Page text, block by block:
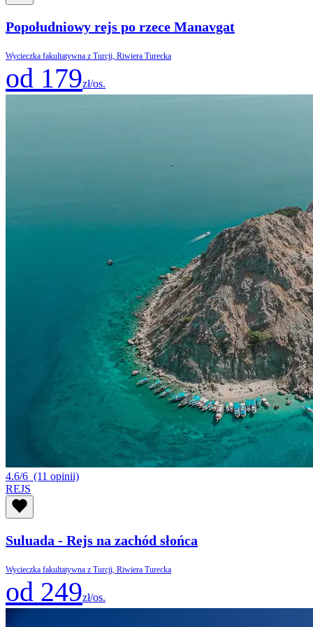
Popołudniowy rejs po rzece Manavgat
Wycieczka fakultatywna z Turcji, Riwiera Turecka
od 179zł/os.
4.6/6 (11 opinii)
REJS
Suluada - Rejs na zachód słońca
Wycieczka fakultatywna z Turcji, Riwiera Turecka
od 249zł/os.